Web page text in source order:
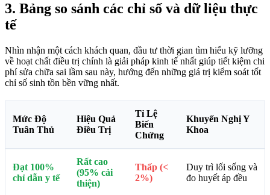
3. Bảng so sánh các chỉ số và dữ liệu thực
tế
Nhìn nhận một cách khách quan, đầu tư thời gian tìm hiểu kỹ lưỡng
về hoạt chất điều trị chính là giải pháp kinh tế nhất giúp tiết kiệm chi
phí sửa chữa sai lầm sau này, hướng đến những giá trị kiểm soát tốt
chỉ số sinh tồn bền vững nhất.
Mức Độ
Tuân Thủ
Hiệu Quả
Điều Trị
Tỉ Lệ
Biến
Chứng
Khuyến Nghị Y
Khoa
Đạt 100%
chỉ dẫn y tế
Rất cao
(95% cải
thiện)
Thấp (<
2%)
Duy trì lối sống và
đo huyết áp đều